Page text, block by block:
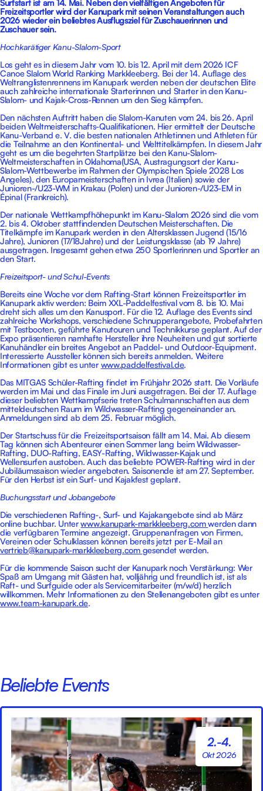
Surfstart ist am 14. Mai. Neben den vielfältigen Angeboten für
Freizeitsportler wird der Kanupark mit seinen Veranstaltungen auch
2026 wieder ein beliebtes Ausflugsziel für Zuschauerinnen und
Zuschauer sein.
Hochkarätiger Kanu-Slalom-Sport
Los geht es in diesem Jahr vom 10. bis 12. April mit dem 2026 ICF
Canoe Slalom World Ranking Markkleeberg. Bei der 14. Auflage des
Weltranglistenrennens im Kanupark werden neben der deutschen Elite
auch zahlreiche internationale Starterinnen und Starter in den Kanu-
Slalom- und Kajak-Cross-Rennen um den Sieg kämpfen.
Den nächsten Auftritt haben die Slalom-Kanuten vom 24. bis 26. April
beiden Weltmeisterschafts-Qualifikationen. Hier ermittelt der Deutsche
Kanu-Verband e. V. die besten nationalen Athletinnen und Athleten für
die Teilnahme an den Kontinental- und Welttitelkämpfen. In diesem Jahr
geht es um die begehrten Startplätze bei den Kanu-Slalom-
Weltmeisterschaften in Oklahoma(USA, Austragungsort der Kanu-
Slalom-Wettbewerbe im Rahmen der Olympischen Spiele 2028 Los
Angeles), den Europameisterschaften in Ivrea (Italien) sowie der
Junioren-/U23-WM in Krakau (Polen) und der Junioren-/U23-EM in
Épinal (Frankreich).
Der nationale Wettkampfhöhepunkt im Kanu-Slalom 2026 sind die vom
2. bis 4. Oktober stattfindenden Deutschen Meisterschaften. Die
Titelkämpfe im Kanupark werden in den Altersklassen Jugend (15/16
Jahre), Junioren (17/18Jahre) und der Leistungsklasse (ab 19 Jahre)
ausgetragen. Insgesamt gehen etwa 250 Sportlerinnen und Sportler an
den Start.
Freizeitsport- und Schul-Events
Bereits eine Woche vor dem Rafting-Start können Freizeitsportler im
Kanupark aktiv werden: Beim XXL-Paddelfestival vom 8. bis 10. Mai
dreht sich alles um den Kanusport. Für die 12. Auflage des Events sind
zahlreiche Workshops, verschiedene Schnupperangebote, Probefahrten
mit Testbooten, geführte Kanutouren und Technikkurse geplant. Auf der
Expo präsentieren namhafte Hersteller ihre Neuheiten und gut sortierte
Kanuhändler ein breites Angebot an Paddel- und Outdoor-Equipment.
Interessierte Aussteller können sich bereits anmelden. Weitere
Informationen gibt es unter www.paddelfestival.de.
Das MITGAS Schüler-Rafting findet im Frühjahr 2026 statt. Die Vorläufe
werden im Mai und das Finale im Juni ausgetragen. Bei der 17. Auflage
dieser beliebten Wettkampfserie treten Schulmannschaften aus dem
mitteldeutschen Raum im Wildwasser-Rafting gegeneinander an.
Anmeldungen sind ab dem 25. Februar möglich.
Der Startschuss für die Freizeitsportsaison fällt am 14. Mai. Ab diesem
Tag können sich Abenteurer einen Sommer lang beim Wildwasser-
Rafting, DUO-Rafting, EASY-Rafting, Wildwasser-Kajak und
Wellensurfen austoben. Auch das beliebte POWER-Rafting wird in der
Jubiläumssaison wieder angeboten. Saisonende ist am 27. September.
Für den Herbst ist ein Surf- und Kajakfest geplant.
Buchungsstart und Jobangebote
Die verschiedenen Rafting-, Surf- und Kajakangebote sind ab März
online buchbar. Unterwww.kanupark-markkleeberg.comwerden dann
die verfügbaren Termine angezeigt. Gruppenanfragen von Firmen,
Vereinen oder Schulklassen können bereits jetzt per E-Mail an
vertrieb@kanupark-markkleeberg.com gesendet werden.
Für die kommende Saison sucht der Kanupark noch Verstärkung: Wer
Spaß am Umgang mit Gästen hat, volljährig und freundlich ist, ist als
Raft- und Surfguide oder als Servicemitarbeiter (m/w/d) herzlich
willkommen. Mehr Informationen zu den Stellenangeboten gibt es unter
www.team-kanupark.de.
Beliebte Events
2.-4.
Okt 2026